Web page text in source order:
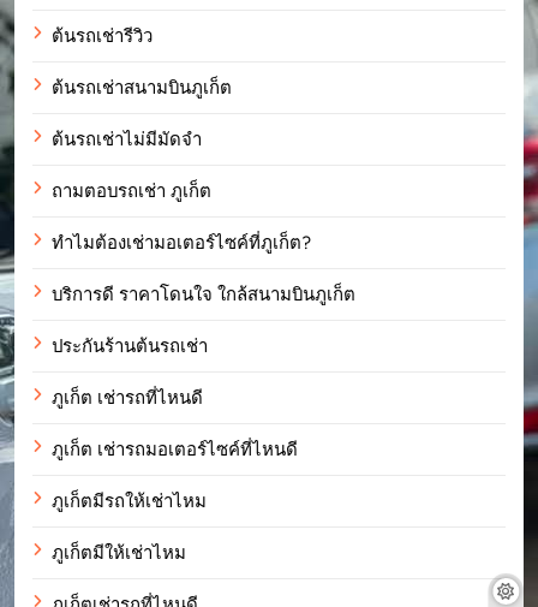
ต้นรถเช่ารีวิว
ต้นรถเช่าสนามบินภูเก็ต
ต้นรถเช่าไม่มีมัดจำ
ถามตอบรถเช่า ภูเก็ต
ทำไมต้องเช่ามอเตอร์ไซค์ที่ภูเก็ต?
บริการดี ราคาโดนใจ ใกล้สนามบินภูเก็ต
ประกันร้านต้นรถเช่า
ภูเก็ต เช่ารถที่ไหนดี
ภูเก็ต เช่ารถมอเตอร์ไซค์ที่ไหนดี
ภูเก็ตมีรถให้เช่าไหม
ภูเก็ตมีให้เช่าไหม